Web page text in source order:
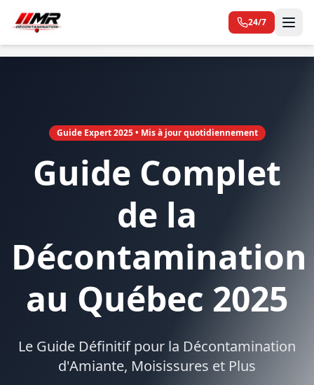
24/7
MR
Guide Expert 2025 • Mis à jour quotidiennement
Guide Complet
de la
Décontamination
au Québec 2025
Le Guide Définitif pour la Décontamination
d'Amiante, Moisissures et Plus